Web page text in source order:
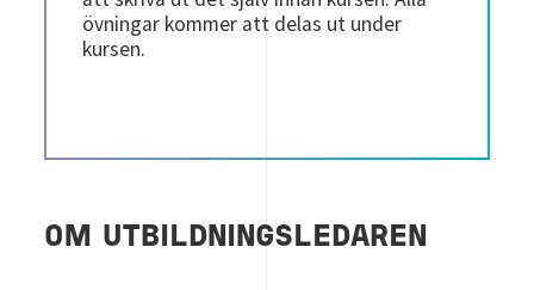
övningar kommer att delas ut under
kursen.
OM UTBILDNINGSLEDAREN